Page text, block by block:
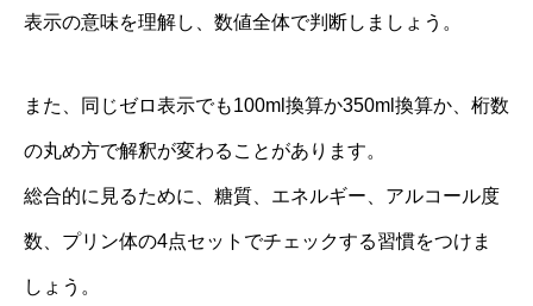
表示の意味を理解し、数値全体で判断しましょう。
また、同じゼロ表示でも100ml換算か350ml換算か、桁数
の丸め方で解釈が変わることがあります。
総合的に見るために、糖質、エネルギー、アルコール度
数、プリン体の4点セットでチェックする習慣をつけま
しょう。